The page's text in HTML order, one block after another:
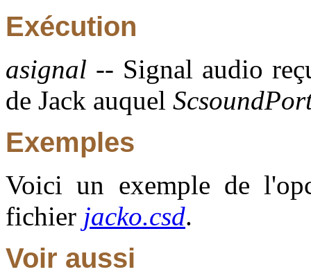
Exécution
asignal -- Signal audio
de Jack auquel
Exemples
Voici un exemple de
fichier jacko.csd.
Voir aussi